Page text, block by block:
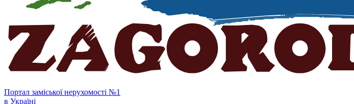
Портал заміської нерухомості №1
в Україні